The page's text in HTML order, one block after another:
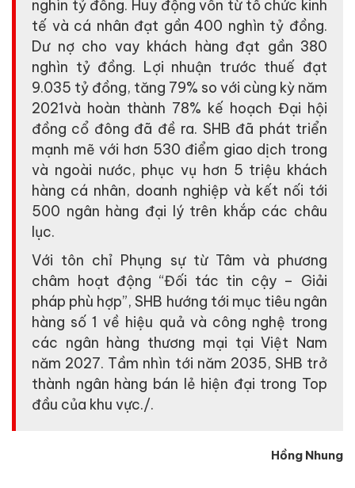
nghìn tỷ đồng. Huy động vốn từ tổ chức kinh
tế và cá nhân đạt gần 400 nghìn tỷ đồng.
Dư nợ cho vay khách hàng đạt gần 380
nghìn tỷ đồng. Lợi nhuận trước thuế đạt
9.035 tỷ đồng, tăng 79% so với cùng kỳ năm
2021và hoàn thành 78% kế hoạch Đại hội
đồng cổ đông đã đề ra. SHB đã phát triển
mạnh mẽ với hơn 530 điểm giao dịch trong
và ngoài nước, phục vụ hơn 5 triệu khách
hàng cá nhân, doanh nghiệp và kết nối tới
500 ngân hàng đại lý trên khắp các châu
lục.
Với tôn chỉ Phụng sự từ Tâm và phương
châm hoạt động “Đối tác tin cậy – Giải
pháp phù hợp”, SHB hướng tới mục tiêu ngân
hàng số 1 về hiệu quả và công nghệ trong
các ngân hàng thương mại tại Việt Nam
năm 2027. Tầm nhìn tới năm 2035, SHB trở
thành ngân hàng bán lẻ hiện đại trong Top
đầu của khu vực./.
Hồng Nhung